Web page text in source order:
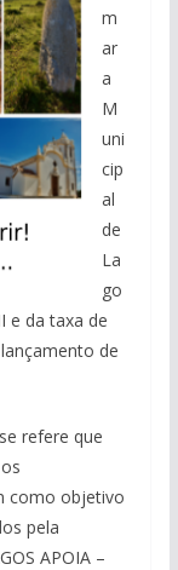
m
ar
a
M
uni
cip
al
de
La
go
e da taxa de
de
refere que
como objetivo
pela
APOIA –